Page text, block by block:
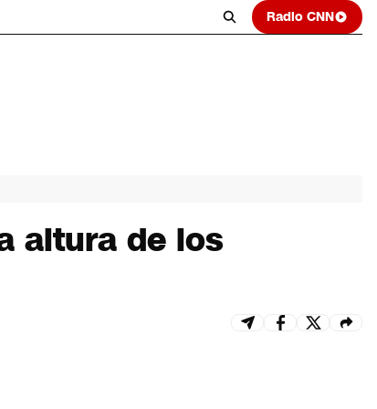
Radio CNN
altura de los